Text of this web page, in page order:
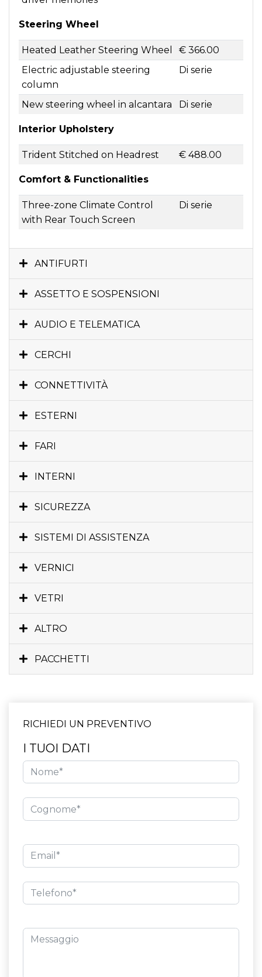
Steering Wheel
Heated Leather Steering Wheel
€ 366.00
Electric adjustable steering
column
Di serie
New steering wheel in alcantara Di serie
Interior Upholstery
Trident Stitched on Headrest € 488.00
Comfort & Functionalities
Three-zone Climate Control
with Rear Touch Screen
Di serie
ANTIFURTI
ASSETTO E SOSPENSIONI
AUDIO E TELEMATICA
CERCHI
CONNETTIVITÀ
ESTERNI
FARI
INTERNI
SICUREZZA
SISTEMI DI ASSISTENZA
VERNICI
VETRI
ALTRO
PACCHETTI
RICHIEDI UN PREVENTIVO
I TUOI DATI